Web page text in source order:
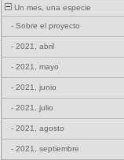
Un mes, una especie
- Sobre el proyecto
- 2021, abril
- 2021, mayo
- 2021, junio
- 2021, julio
- 2021, agosto
- 2021, septiembre